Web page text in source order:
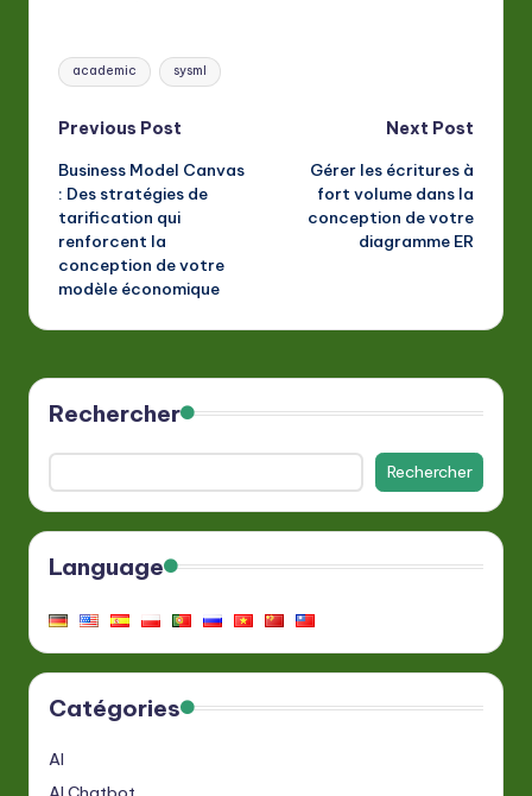
Tags:
academic sysml
Post
navigation
Previous Post
Business Model Canvas
: Des stratégies de
tarification qui
renforcent la
conception de votre
modèle économique
Next Post
Gérer les écritures à
fort volume dans la
conception de votre
diagramme ER
Rechercher
Rechercher
Language
Catégories
AI